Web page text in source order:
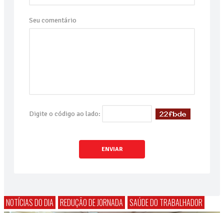
Seu comentário
Digite o código ao lado:
ENVIAR
NOTÍCIAS DO DIA REDUÇÃO DE JORNADA SAÚDE DO TRABALHADOR